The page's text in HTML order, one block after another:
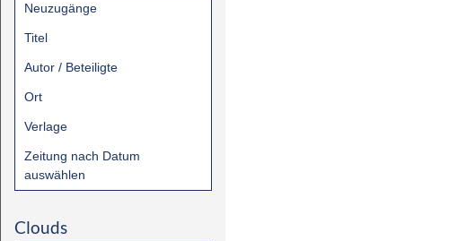
Neuzugänge
Titel
Autor / Beteiligte
Ort
Verlage
Zeitung nach Datum
auswählen
Clouds